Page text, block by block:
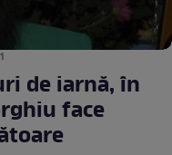
de iarnă, în
face